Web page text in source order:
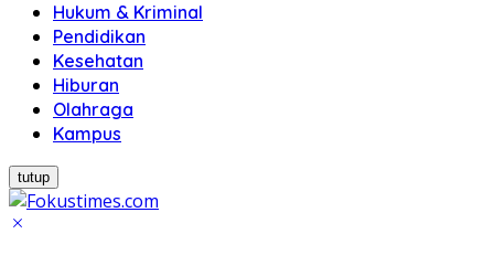
Hukum & Kriminal
Pendidikan
Kesehatan
Hiburan
Olahraga
Kampus
tutup